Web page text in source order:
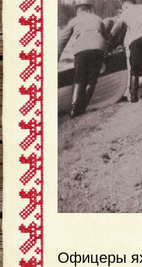
Офицеры